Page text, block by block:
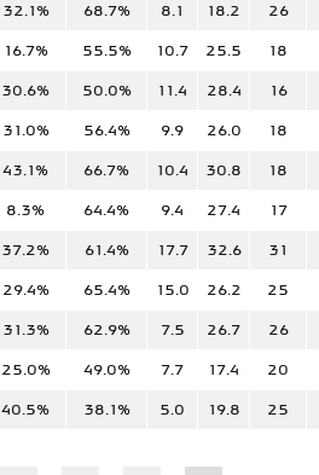
26
18.2
8.1
68.7%
32.1%
18
25.5
10.7
55.5%
16.7%
16
28.4
11.4
50.0%
30.6%
18
26.0
9.9
56.4%
31.0%
18
30.8
10.4
66.7%
43.1%
17
27.4
9.4
64.4%
8.3%
31
32.6
17.7
61.4%
37.2%
25
26.2
15.0
65.4%
29.4%
26
26.7
7.5
62.9%
31.3%
20
17.4
7.7
49.0%
25.0%
25
19.8
5.0
38.1%
40.5%